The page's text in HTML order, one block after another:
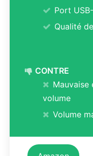
Port
Qualité
CONTRE
Mauvaise
volume
Volume